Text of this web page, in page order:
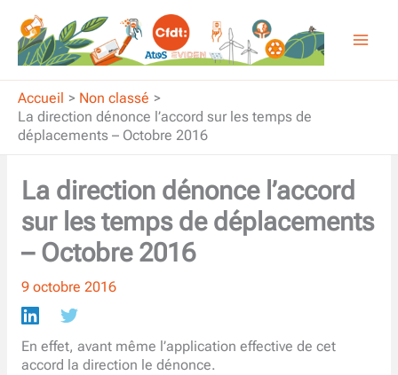
contenu
Accueil
Non classé
La direction dénonce l’accord sur les temps de
déplacements – Octobre 2016
La direction dénonce l’accord
sur les temps de déplacements
– Octobre 2016
9 octobre 2016
En effet, avant même l’application effective de cet
accord la direction le dénonce.